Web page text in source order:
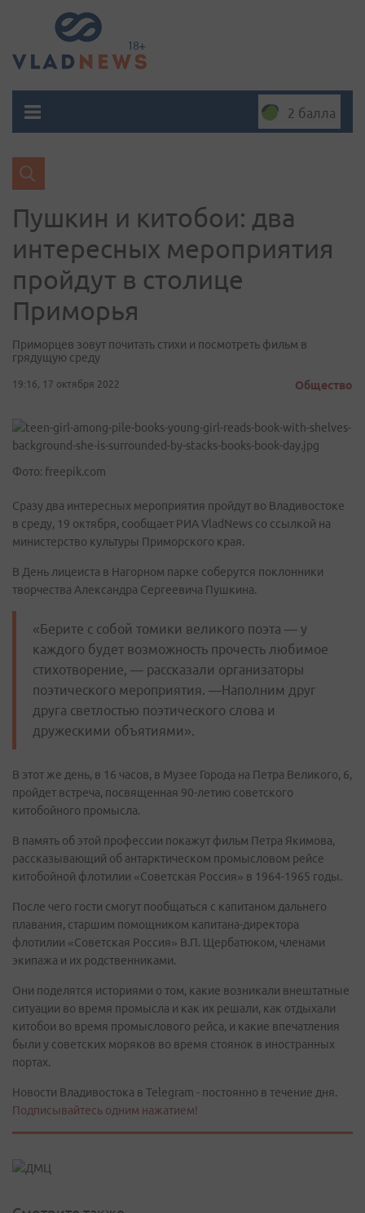
2 балла
Пушкин и китобои: два
интересных мероприятия
пройдут в столице
Приморья
Приморцев зовут почитать стихи и посмотреть фильм в
грядущую среду
19:16, 17 октября 2022 Общество
Фото: freepik.com
Сразу два интересных мероприятия пройдут во Владивостоке
в среду, 19 октября, сообщает РИА VladNews со ссылкой на
министерство культуры Приморского края.
В День лицеиста в Нагорном парке соберутся поклонники
творчества Александра Сергеевича Пушкина.
«Берите с собой томики великого поэта — у
каждого будет возможность прочесть любимое
стихотворение, — рассказали организаторы
поэтического мероприятия. —Наполним друг
друга светлостью поэтического слова и
дружескими объятиями».
В этот же день, в 16 часов, в Музее Города на Петра Великого, 6,
пройдет встреча, посвященная 90-летию советского
китобойного промысла.
В память об этой профессии покажут фильм Петра Якимова,
рассказывающий об антарктическом промысловом рейсе
китобойной флотилии «Советская Россия» в 1964-1965 годы.
После чего гости смогут пообщаться с капитаном дальнего
плавания, старшим помощником капитана-директора
флотилии «Советская Россия» В.П. Щербатюком, членами
экипажа и их родственниками.
Они поделятся историями о том, какие возникали внештатные
ситуации во время промысла и как их решали, как отдыхали
китобои во время промыслового рейса, и какие впечатления
были у советских моряков во время стоянок в иностранных
портах.
Новости Владивостока в Telegram - постоянно в течение дня.
Подписывайтесь одним нажатием!